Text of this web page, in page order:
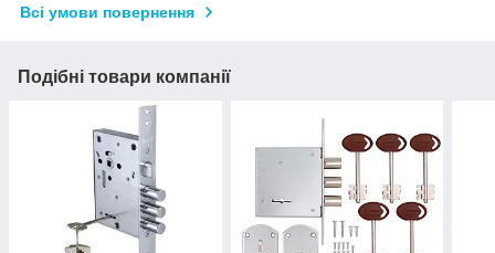
Всі умови повернення
Подібні товари компанії